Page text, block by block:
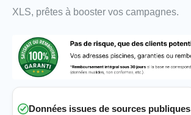
XLS, prêtes à booster vos campagnes.
Données issues de sources publiques